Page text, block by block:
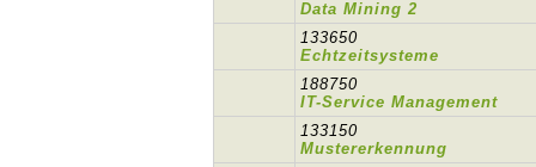
Data Mining 2
133650
Echtzeitsysteme
188750
IT-Service Management
133150
Mustererkennung